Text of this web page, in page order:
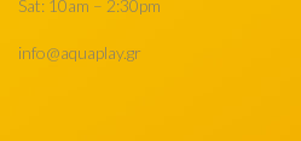
Sat: 10am – 2:30pm
info@aquaplay.gr